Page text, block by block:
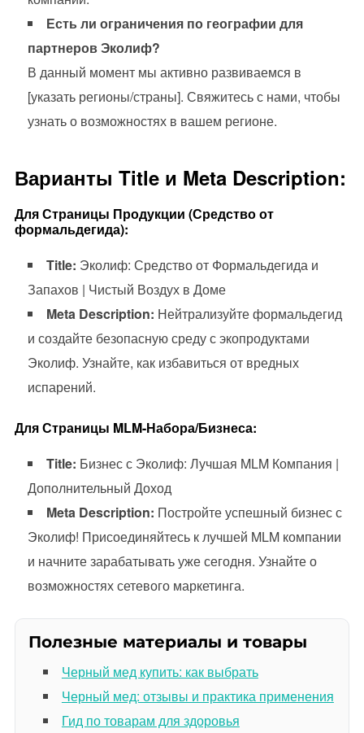
Есть ли ограничения по географии для
партнеров Эколиф?
В данный момент мы активно развиваемся в
[указать регионы/страны]. Свяжитесь с нами, чтобы
узнать о возможностях в вашем регионе.
Варианты Title и Meta Description:
Для Страницы Продукции (Средство от
формальдегида):
Title: Эколиф: Средство от Формальдегида и
Запахов | Чистый Воздух в Доме
Meta Description: Нейтрализуйте формальдегид
и создайте безопасную среду с экопродуктами
Эколиф. Узнайте, как избавиться от вредных
испарений.
Для Страницы MLM-Набора/Бизнеса:
Title: Бизнес с Эколиф: Лучшая MLM Компания |
Дополнительный Доход
Meta Description: Постройте успешный бизнес с
Эколиф! Присоединяйтесь к лучшей MLM компании
и начните зарабатывать уже сегодня. Узнайте о
возможностях сетевого маркетинга.
Полезные материалы и товары
Черный мед купить: как выбрать
Черный мед: отзывы и практика применения
Гид по товарам для здоровья